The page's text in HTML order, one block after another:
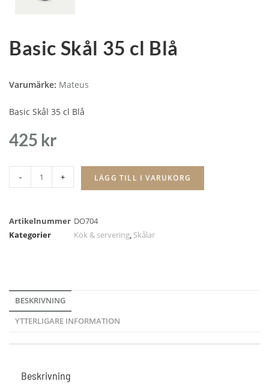
Basic Skål 35 cl Blå
Varumärke: Mateus
Basic Skål 35 cl Blå
425 kr
- + LÄGG TILL I VARUKORG
Artikelnummer DO704
Kategorier
Kök & servering, Skålar
BESKRIVNING
YTTERLIGARE INFORMATION
Beskrivning